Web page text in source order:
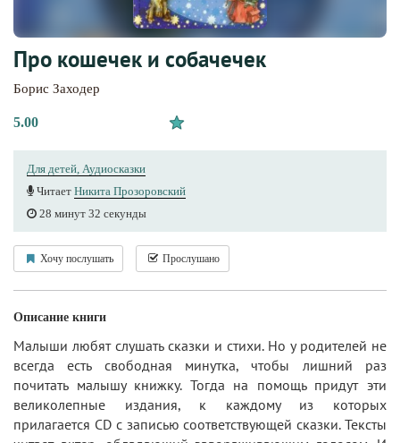
Про кошечек и собачечек
Борис Заходер
5.00
Для детей, Аудиосказки
Читает Никита Прозоровский
28 минут 32 секунды
Хочу послушать Прослушано
Описание книги
Малыши любят слушать сказки и стихи. Но у родителей не
всегда есть свободная минутка, чтобы лишний раз
почитать малышу книжку. Тогда на помощь придут эти
великолепные издания, к каждому из которых
прилагается CD с записью соответствующей сказки. Тексты